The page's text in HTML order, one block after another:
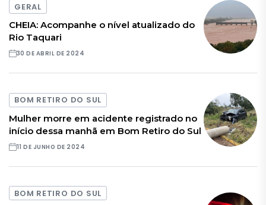
GERAL
CHEIA: Acompanhe o nível atualizado do
Rio Taquari
30 DE ABRIL DE 2024
BOM RETIRO DO SUL
Mulher morre em acidente registrado no
início dessa manhã em Bom Retiro do Sul
11 DE JUNHO DE 2024
BOM RETIRO DO SUL